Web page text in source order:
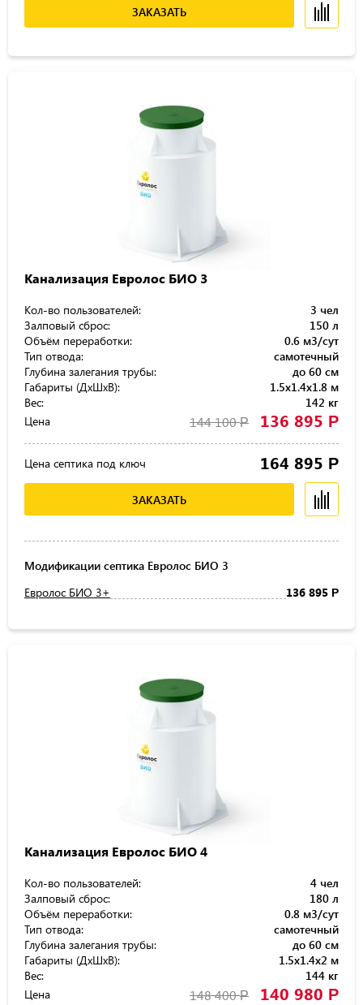
ЗАКАЗАТЬ
Канализация Евролос БИО 3
Кол-во пользователей:
3 чел
Залповый сброс:
150 л
Объём переработки:
0.6 м3/сут
Тип отвода:
самотечный
Глубина залегания трубы:
до 60 см
Габариты (ДхШхВ):
1.5x1.4x1.8 м
Вес:
142 кг
Цена
144 100Р 136 895 Р
Цена септика под ключ 164 895 Р
ЗАКАЗАТЬ
Модификации септика Евролос БИО 3
Евролос БИО 3+
136 895 Р
Канализация Евролос БИО 4
Кол-во пользователей:
4 чел
Залповый сброс:
180 л
Объём переработки:
0.8 м3/сут
Тип отвода:
самотечный
Глубина залегания трубы:
до 60 см
Габариты (ДхШхВ):
1.5x1.4x2 м
Вес:
144 кг
Цена
148 400Р 140 980 Р